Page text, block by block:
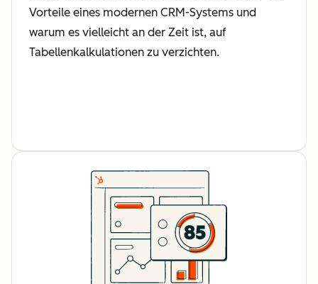
Vorteile eines modernen CRM-Systems und
warum es vielleicht an der Zeit ist, auf
Tabellenkalkulationen zu verzichten.